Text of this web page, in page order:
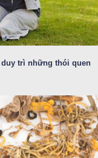
trì những thói quen